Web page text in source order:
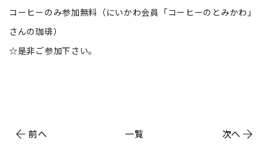
コーヒーのみ参加無料（にいかわ会員「コーヒーのとみかわ」
さんの珈琲）
☆是非ご参加下さい。
前へ 一覧 次へ